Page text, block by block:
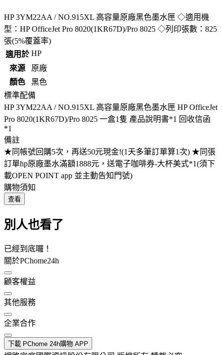
HP 3YM22AA / NO.915XL 高容量原廠黑色墨水匣 ◇適用機
型：HP OfficeJet Pro 8020(1KR67D)/Pro 8025 ◇列印張數：825
張(5%覆蓋率)
適用於 HP
來源
原廠
顏色
黑色
標準配備
HP 3YM22AA / NO.915XL 高容量原廠黑色墨水匣 HP OfficeJet
Pro 8020(1KR67D)/Pro 8025 一盒1隻 產品說明書*1 回收信函
*1
備註
★同帳號回購5次，再送50元現金!(1天多筆訂單算1次) ★同張
訂單hp原廠墨水滿額1888元，送電子咖啡券-大杯美式*1(須下
載OPEN POINT app 並主動告知門號)
購物須知
查看
別人也看了
已經到底囉！
關於PChome24h
顧客權益
其他服務
企業合作
下載 PChome 24h購物 APP